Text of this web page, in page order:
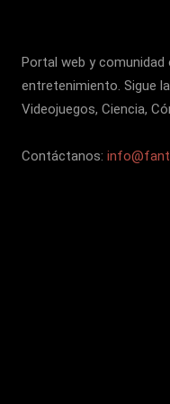
Portal web y
entretenimiento. Sigue
Videojuegos, Ciencia,
Contáctanos: